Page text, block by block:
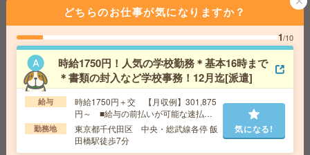
【鹿嶋市】鹿島サッカースタジアム駅・鹿島
神宮駅・鹿島大野駅・長者ケ浜潮騒はまなす公園前
気になる!
【9/30まで】1日だけOK！回答用紙のスキャニング＊10
名募集[派遣]
給 与 時給1,350円
交通費 交通費実費支給※社内規定あり
「勝田台駅」バス10分、「村上駅」徒歩25
気になる!
どちらのお仕事が気になりますか？
1/10
時給1750円！人気の学校勤務＊基本16時まで
＊書類の封入など学校事務！12月迄[派遣]
給与
時給1750円＋交 【月収例】301,875
円～ ■給与の前払いが可能な速払い
サービスあり
勤務地
東京都千代田区 中央・総武線各停 飯
田橋駅徒歩7分
気になる!